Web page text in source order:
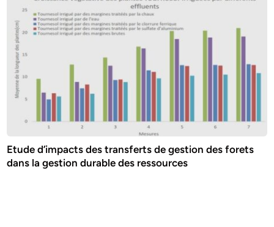
Etude d’impacts des transferts de gestion des forets
dans la gestion durable des ressources